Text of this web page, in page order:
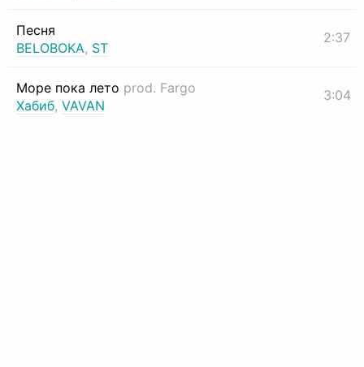
Песня
BELOBOKA, ST
2:37
Море пока лето prod. Fargo
Хабиб, VAVAN
3:04